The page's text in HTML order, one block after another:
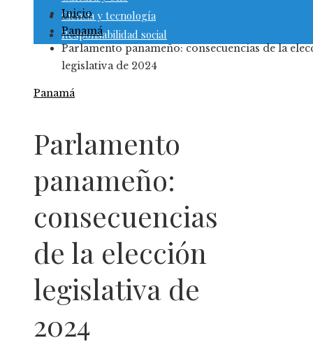
Ciencia y tecnología
Responsabilidad social
Inicio
Panamá
Parlamento panameño: consecuencias de la
legislativa de 2024
Panamá
Parlamento
panameño:
consecuencias
de la elección
legislativa de
2024